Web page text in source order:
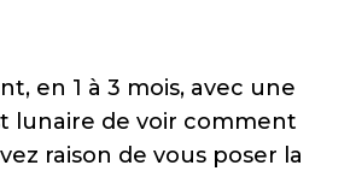
en 1 à 3 mois, avec une
lunaire de voir comment
raison de vous poser la